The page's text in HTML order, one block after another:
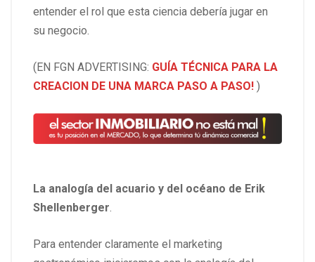
entender el rol que esta ciencia debería jugar en
su negocio.
(EN FGN ADVERTISING: GUÍA TÉCNICA PARA LA
CREACION DE UNA MARCA PASO A PASO! )
La analogía del acuario y del océano de Erik
Shellenberger
Para entender claramente el marketing